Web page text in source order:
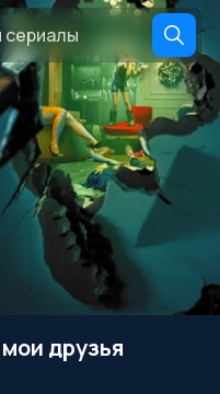
друзья